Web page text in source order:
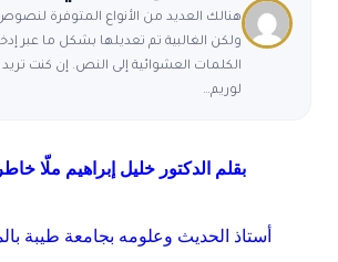
هنالك العديد من الأنواع المتوفرة
ولكن الغالبية تم تعديلها بشكل ما عبر
الكلمات العشوائية إلى النص. إن كنت
لوريم…
بقلم الدكتور خليل إبراهيم ملّا
أستاذ الحديث وعلومه بجامعة طيبة